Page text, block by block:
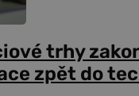
trhy
zpět do